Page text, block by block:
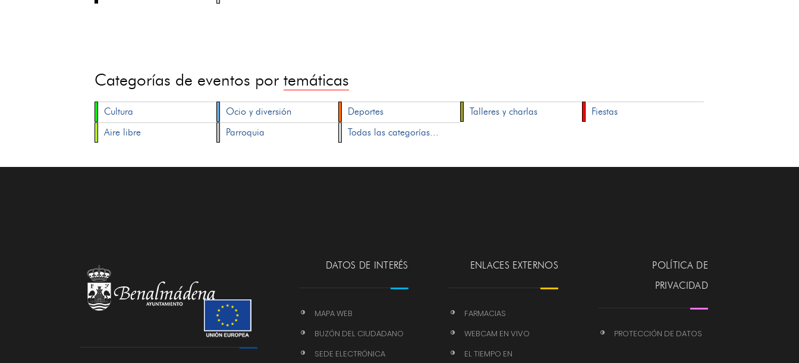
Categorías de eventos portemáticas
Cultura Ocio y diversión Deportes Talleres y charlas
Fiestas
Aire libre
Parroquia Todas las categorías...
DATOS DE INTERÉS
MAPA WEB
BUZÓN DEL CIUDADANO
SEDE ELECTRÓNICA
ENLACES EXTERNOS
FARMACIAS
WEBCAM EN VIVO
EL TIEMPO EN
POLÍTICA DE
PRIVACIDAD
PROTECCIÓN DE DATOS